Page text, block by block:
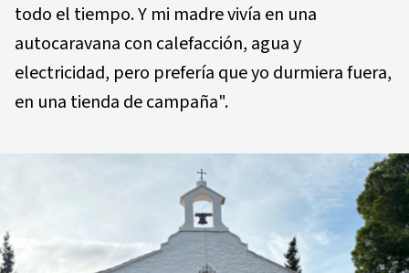
todo el tiempo. Y mi madre vivía en una
autocaravana con calefacción, agua y
electricidad, pero prefería que yo durmiera fuera,
en una tienda de campaña".